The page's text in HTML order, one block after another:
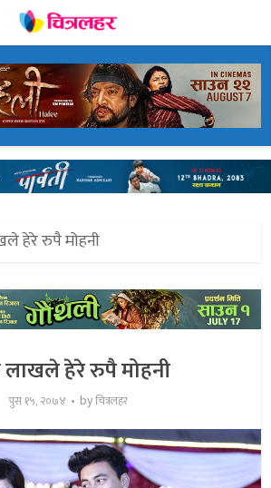
हेरे रुपै मोहनी
हेरे रुपै मोहनी
पुस १५, २०७४ byचित्रलहर